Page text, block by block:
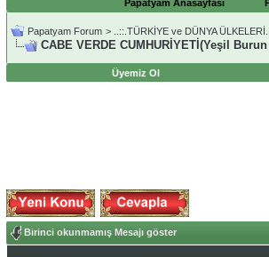
Papatyam Anasayfası
Papatyam Forum > ..::.TÜRKİYE ve DÜNYA
CABE VERDE CUMHURİYETİ(Yeşil Burun
Üyemiz Ol
Birinci okunmamış Mesajı göster